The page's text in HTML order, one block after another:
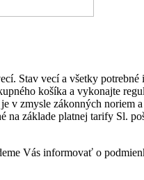
Stav vecí a všetky potrebné
košíka a vykonajte
v zmysle zákonných noriem
na základe platnej tarify Sl.
Vás informovať o